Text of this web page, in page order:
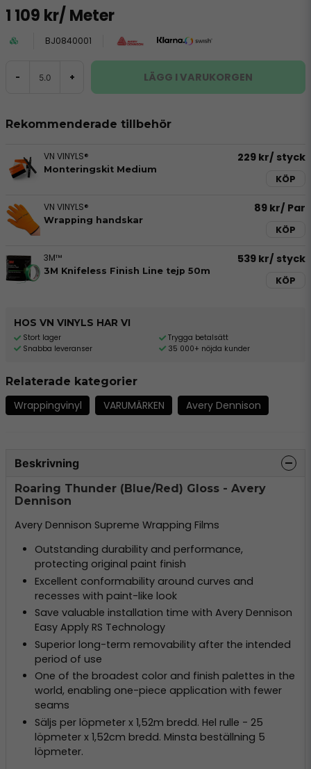
1 109 kr/ Meter
BJ0840001
- + LÄGG I VARUKORGEN
Rekommenderade tillbehör
VN VINYLS®
Monteringskit Medium
229 kr/ styck
KÖP
VN VINYLS®
Wrapping handskar
89 kr/ Par
KÖP
3M™
3M Knifeless Finish Line tejp 50m
539 kr/ styck
KÖP
HOS VN VINYLS HAR VI
Stort lager
Snabba leveranser
Trygga betalsätt
35 000+ nöjda kunder
Relaterade kategorier
Wrappingvinyl VARUMÄRKEN Avery Dennison
Beskrivning
Roaring Thunder (Blue/Red) Gloss - Avery
Dennison
Avery Dennison Supreme Wrapping Films
Outstanding durability and performance,
protecting original paint finish
Excellent conformability around curves and
recesses with paint-like look
Save valuable installation time with Avery Dennison
Easy Apply RS Technology
Superior long-term removability after the intended
period of use
One of the broadest color and finish palettes in the
world, enabling one-piece application with fewer
seams
Säljs per löpmeter x 1,52m bredd. Hel rulle - 25
löpmeter x 1,52cm bredd. Minsta beställning 5
löpmeter.